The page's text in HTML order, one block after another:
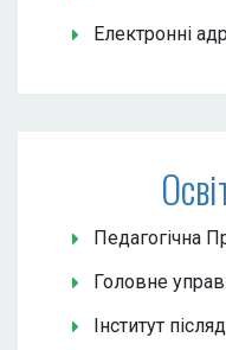
Електронні
Педагогічна
Головне
Інститут